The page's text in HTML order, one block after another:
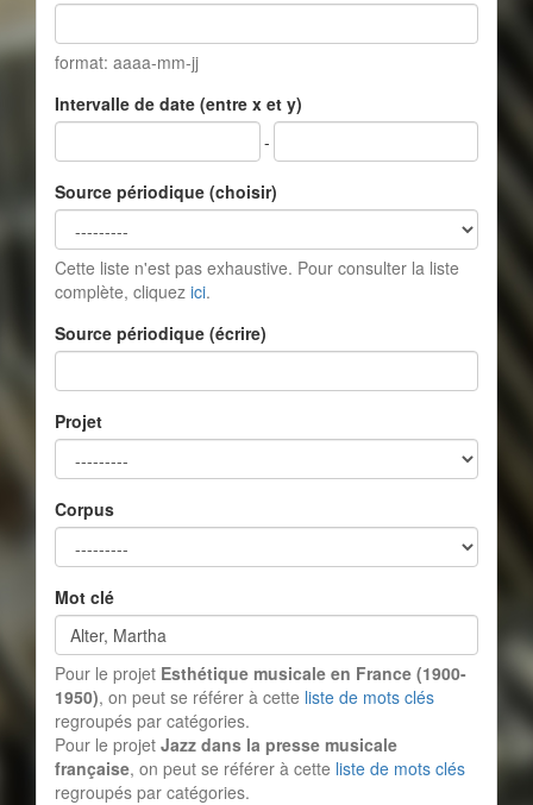
format: aaaa-mm-jj
Intervalle de date (entre x et y)
-
Source périodique (choisir)
Cette liste n'est pas exhaustive. Pour consulter la liste
complète, cliquez ici.
Source périodique (écrire)
Projet
Corpus
Mot clé
Pour le projet Esthétique musicale en France (1900-
1950), on peut se référer à cette liste de mots clés
regroupés par catégories.
Pour le projet Jazz dans la presse musicale
française, on peut se référer à cette liste de mots clés
regroupés par catégories.